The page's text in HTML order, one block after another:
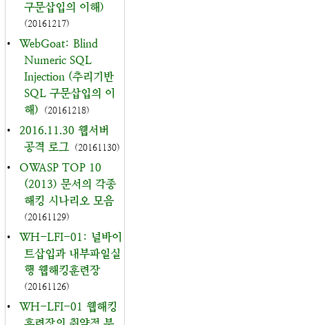
구문삽입의 이해)
(20161217)
•
WebGoat: Blind
Numeric SQL
Injection (추리기반
SQL 구문삽입의 이
해)
(20161218)
•
2016.11.30 웹서버
공격 로그 (20161130)
•
OWASP TOP 10
(2013) 문서의 각종
해킹 시나리오 모음
(20161129)
•
WH-LFI-01: 널바이
트삽입과 내부파일실
행 웹해킹훈련장
(20161126)
•
WH-LFI-01 웹해킹